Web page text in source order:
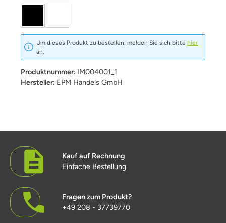
Um dieses Produkt zu bestellen, melden Sie sich bittehier
an.
Produktnummer: IM004001_1
Hersteller: EPM Handels GmbH
Kauf auf Rechnung
Einfache Bestellung.
Fragen zum Produkt?
+49 208 - 37739770